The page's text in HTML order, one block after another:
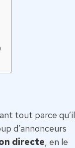
tout parce qu’il
d’annonceurs
directe, en le